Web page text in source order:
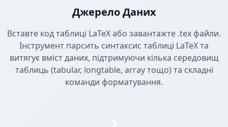
Джерело Даних
Вставте код таблиці LaTeX або завантажте .tex файли.
Інструмент парсить синтаксис таблиці LaTeX та
витягує вміст даних, підтримуючи кілька середовищ
таблиць (tabular, longtable, array тощо) та складні
команди форматування.